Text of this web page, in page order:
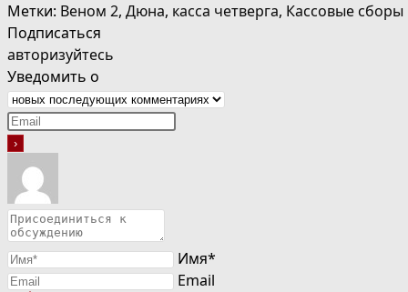
Метки: Веном 2, Дюна, касса четверга, Кассовые сборы
Подписаться
авторизуйтесь
Уведомить о
Имя*
Email